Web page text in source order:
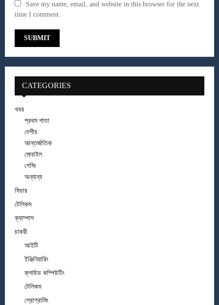
Save my name, email, and website in this browser for the next
time I comment.
CATEGORIES
খবর
প্রথম পাতা
দেশীয়
আন্তর্জাতিক
মোবাইল
গেমিং
অন্যান্য
ফিচার
টেলিকম
ক্যাম্পাস
চাকরী
আইটি
ইঞ্জিনিয়ারিং
ক্লাউড কম্পিউটিং
টেলিকম
প্রোগ্রামিং